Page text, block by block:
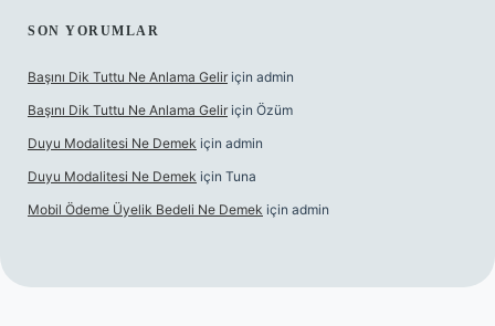
SON YORUMLAR
Başını Dik Tuttu Ne Anlama Gelir için admin
Başını Dik Tuttu Ne Anlama Gelir için Özüm
Duyu Modalitesi Ne Demek için admin
Duyu Modalitesi Ne Demek için Tuna
Mobil Ödeme Üyelik Bedeli Ne Demek için admin